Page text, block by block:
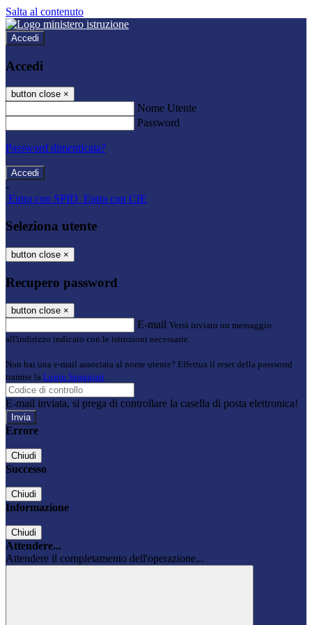
Salta al contenuto
Accedi
Accedi
button close ×
Nome Utente
Password
Password dimenticata?
-
Entra con SPID Entra con CIE
Seleziona utente
button close ×
Recupero password
button close ×
E-mail Verrà inviato un messaggio
all'indirizzo indicato con le istruzioni necessarie.
Non hai una e-mail associata al nome utente? Effettua il reset della password
tramite la Login Spaggiari
E-mail inviata, si prega di controllare la casella di posta elettronica!
Errore
Chiudi
Successo
Chiudi
Informazione
Chiudi
Attendere...
Attendere il completamento dell'operazione...